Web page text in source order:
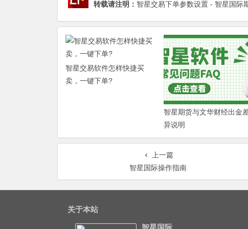
转载请注明： 智星交易下单参数设置 - 智星国际
智星交易软件怎样快捷买
卖，一键下单?
智星期货与文华财经出金
异说明
上一篇
智星国际操作指南
关于本站
智星国际